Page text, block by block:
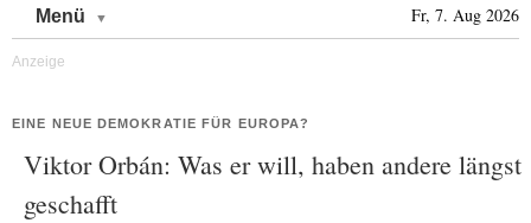
Menü Fr, 7. Aug 2026
EINE NEUE DEMOKRATIE FÜR EUROPA?
Viktor Orbán: Was er will, haben andere längst
geschafft